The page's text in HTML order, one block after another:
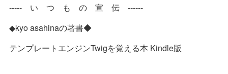
----- い つ も の 宣 伝 ------
◆kyo asahinaの著書◆
テンプレートエンジンTwigを覚える本 Kindle版